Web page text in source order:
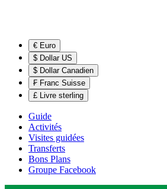
€ Euro
$ Dollar US
$ Dollar Canadien
₣ Franc Suisse
£ Livre sterling
Guide
Activités
Visites guidées
Transferts
Bons Plans
Groupe Facebook